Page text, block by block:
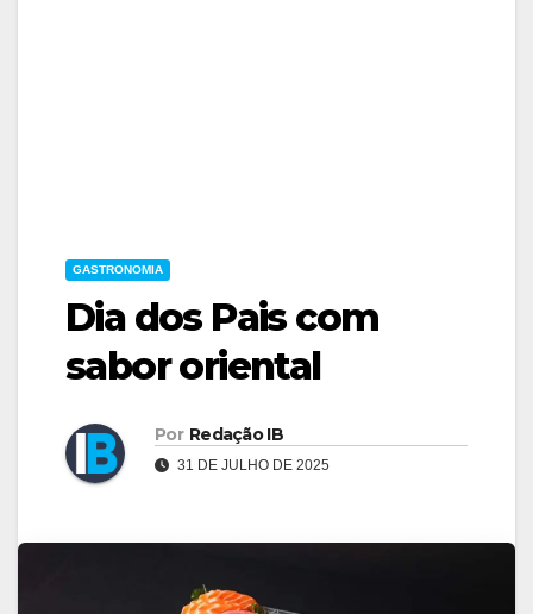
GASTRONOMIA
Dia dos Pais com
sabor oriental
Por Redação IB
31 DE JULHO DE 2025